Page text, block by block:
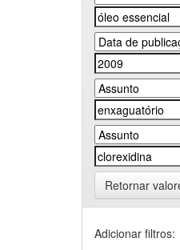
Retornar
Adicionar filtros: